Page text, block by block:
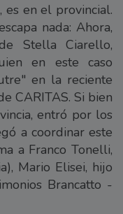
es en el provincial.
nada: Ahora,
Stella Ciarello,
en este caso
en la reciente
CARITAS. Si bien
entró por los
a coordinar este
a Franco Tonelli,
Mario Elisei, hijo
Brancatto -